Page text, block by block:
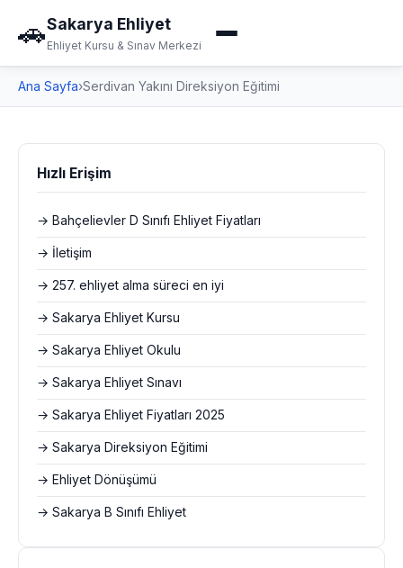
🚗Sakarya Ehliyet
Ehliyet Kursu & Sınav Merkezi
Ana Sayfa›Serdivan Yakını Direksiyon Eğitimi
Hızlı Erişim
→ Bahçelievler D Sınıfı Ehliyet Fiyatları
→ İletişim
→ 257. ehliyet alma süreci en iyi
→ Sakarya Ehliyet Kursu
→ Sakarya Ehliyet Okulu
→ Sakarya Ehliyet Sınavı
→ Sakarya Ehliyet Fiyatları 2025
→ Sakarya Direksiyon Eğitimi
→ Ehliyet Dönüşümü
→ Sakarya B Sınıfı Ehliyet